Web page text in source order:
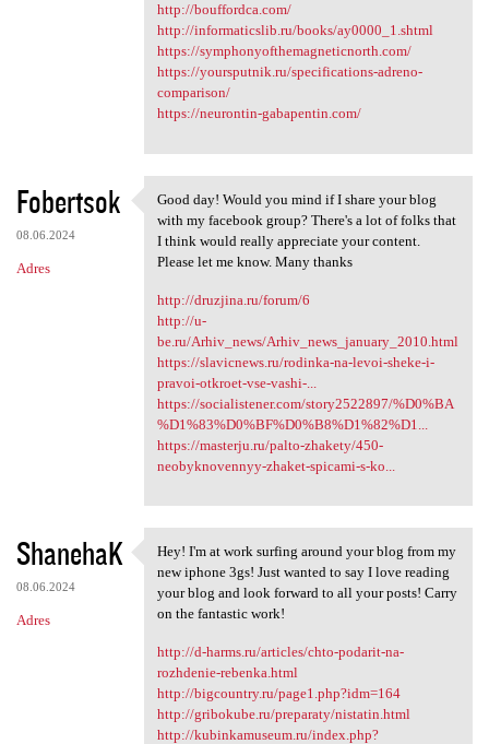
http://bouffordca.com/
http://informaticslib.ru/books/ay0000_1.shtml
https://symphonyofthemagneticnorth.com/
https://yoursputnik.ru/specifications-adreno-
comparison/
https://neurontin-gabapentin.com/
Fobertsok
08.06.2024
Adres
Good day! Would you mind if I
Good day! Would you mind if I share your blog
with my facebook group? There's a lot of folks that
I think would really appreciate your content.
Please let me know. Many thanks
http://druzjina.ru/forum/6
http://u-
be.ru/Arhiv_news/Arhiv_news_january_2010.html
https://slavicnews.ru/rodinka-na-levoi-sheke-i-
pravoi-otkroet-vse-vashi-...
https://socialistener.com/story2522897/%D0%BA
%D1%83%D0%BF%D0%B8%D1%82%D1...
https://masterju.ru/palto-zhakety/450-
neobyknovennyy-zhaket-spicami-s-ko...
ShanehaK
08.06.2024
Adres
Hey! I'm at work surfing
Hey! I'm at work surfing around your blog from my
new iphone 3gs! Just wanted to say I love reading
your blog and look forward to all your posts! Carry
on the fantastic work!
http://d-harms.ru/articles/chto-podarit-na-
rozhdenie-rebenka.html
http://bigcountry.ru/page1.php?idm=164
http://gribokube.ru/preparaty/nistatin.html
http://kubinkamuseum.ru/index.php?